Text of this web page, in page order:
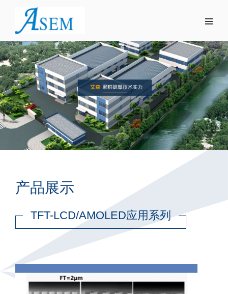
产品展示
TFT-LCD/AMOLED应用系列